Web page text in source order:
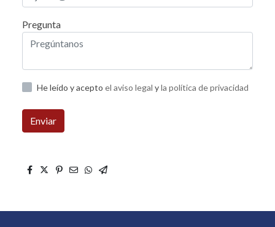
Pregunta
He leído y acepto el aviso legal yla política de privacidad
Enviar